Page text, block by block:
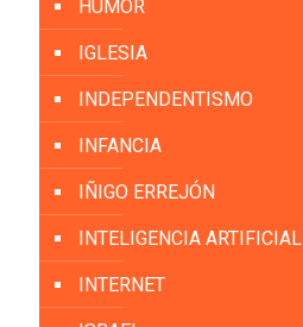
HUMOR
IGLESIA
INDEPENDENTISMO
INFANCIA
IÑIGO ERREJÓN
INTELIGENCIA ARTIFICIAL
INTERNET